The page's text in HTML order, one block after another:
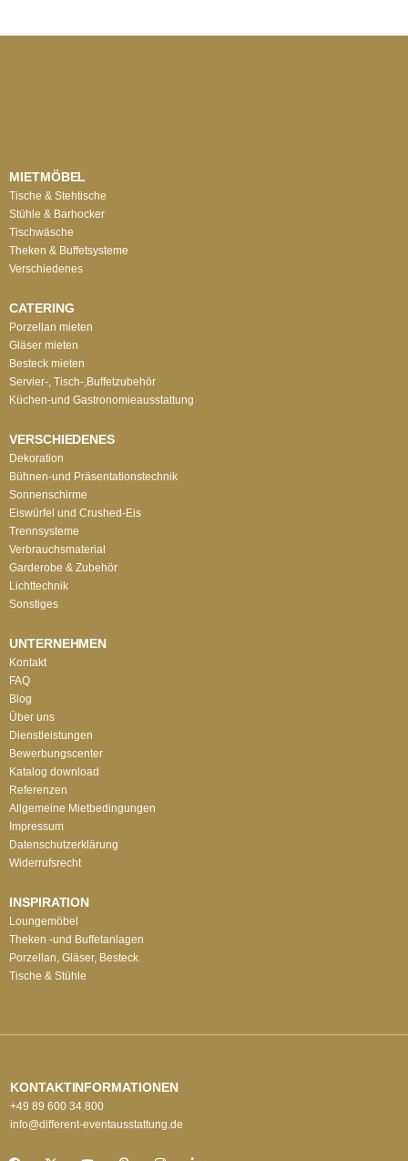
MIETMÖBEL
Tische & Stehtische
Stühle & Barhocker
Tischwäsche
Theken & Buffetsysteme
Verschiedenes
CATERING
Porzellan mieten
Gläser mieten
Besteck mieten
Servier-, Tisch-,Buffetzubehör
Küchen-und Gastronomieausstattung
VERSCHIEDENES
Dekoration
Bühnen-und Präsentationstechnik
Sonnenschirme
Eiswürfel und Crushed-Eis
Trennsysteme
Verbrauchsmaterial
Garderobe & Zubehör
Lichttechnik
Sonstiges
UNTERNEHMEN
Kontakt
FAQ
Blog
Über uns
Dienstleistungen
Bewerbungscenter
Katalog download
Referenzen
Allgemeine Mietbedingungen
Impressum
Datenschutzerklärung
Widerrufsrecht
INSPIRATION
Loungemöbel
Theken -und Buffetanlagen
Porzellan, Gläser, Besteck
Tische & Stühle
KONTAKTINFORMATIONEN
+49 89 600 34 800
info@different-eventausstattung.de